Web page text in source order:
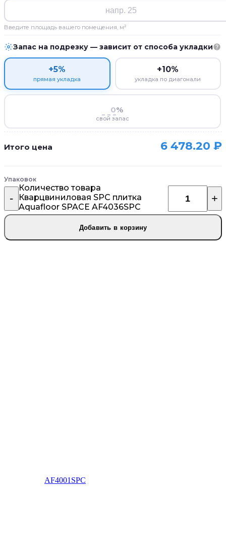
AF4001SPC
Введите площадь вашего помещения, м²
Запас на подрезку — зависит от способа укладки
+5%
прямая укладка
+10%
укладка по диагонали
%
свой запас
Итого цена 6 478.20 ₽
Упаковок
Количество товара
Кварцвиниловая SPC плитка
Aquafloor SPACE AF4036SPC
Добавить в корзину